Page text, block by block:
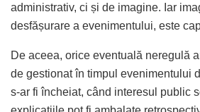
administrativ, ci și de imagine. Iar
desfășurare a evenimentului, este
De aceea, orice eventuală neregulă
de gestionat în timpul evenimentului
s-ar fi încheiat, când interesul public